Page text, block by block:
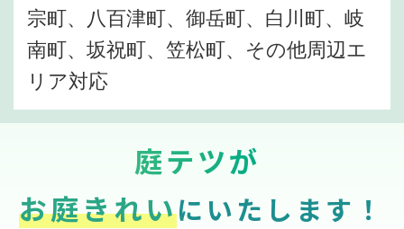
宗町、八百津町、御岳町、白川町、岐
南町、坂祝町、笠松町、その他周辺エ
リア対応
庭テツが
お庭きれいにいたします！